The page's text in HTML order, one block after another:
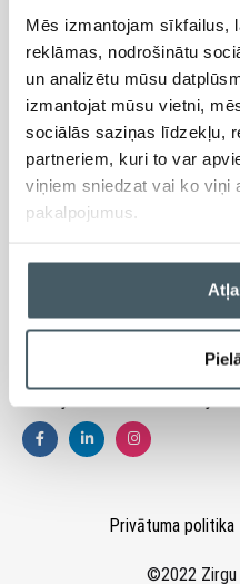
Mēs izmantojam sīkfailus,
reklāmas, nodrošinātu
un analizētu mūsu
izmantojat mūsu vietni,
sociālās saziņas līdzekļu,
partneriem, kuri to var
viņiem sniedzat vai ko viņi
pakalpojumus.
Adrese
Vites iela 20, Mālpils
Telefons
Sekojiet mums sociālajos
©2022 Zirgu
Privātuma politika